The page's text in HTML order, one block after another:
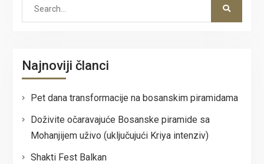
Najnoviji članci
Pet dana transformacije na bosanskim piramidama
Doživite očaravajuće Bosanske piramide sa
Mohanjijem uživo (uključujući Kriya intenziv)
Shakti Fest Balkan